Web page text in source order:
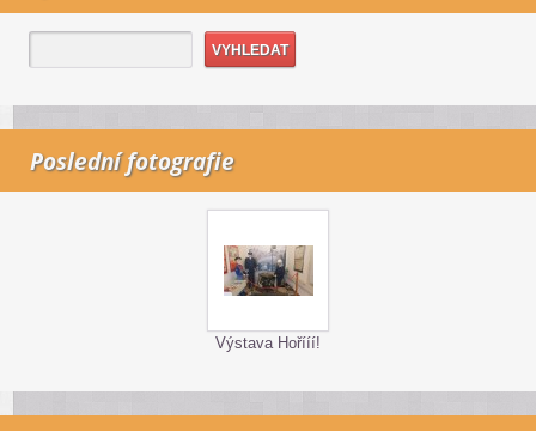
Poslední fotografie
Výstava Hořííí!